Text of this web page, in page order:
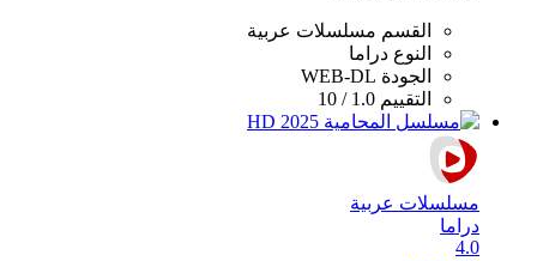
القسم مسلسلات عربية
النوع دراما
الجودة WEB-DL
التقييم 1.0 / 10
مسلسلات عربية
دراما
4.0